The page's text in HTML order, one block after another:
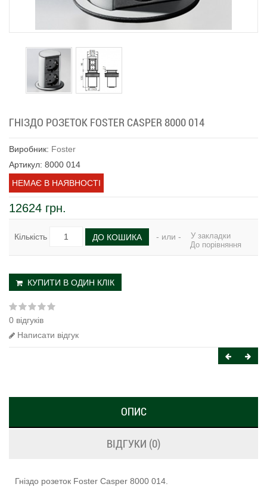
ГНІЗДО РОЗЕТОК FOSTER CASPER 8000 014
Виробник: Foster
Артикул: 8000 014
НЕМАЄ В НАЯВНОСТІ
12624 грн.
Кількість ДО КОШИКА - или -
У закладки
До порівняння
КУПИТИ В ОДИН КЛІК
0 відгуків
Написати відгук
ОПИС
ВІДГУКИ (0)
Гніздо розеток Foster Casper 8000 014.